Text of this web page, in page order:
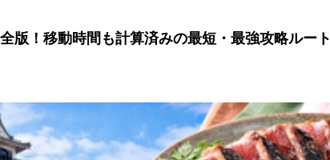
版！移動時間も計算済みの最短・最強攻略ルート